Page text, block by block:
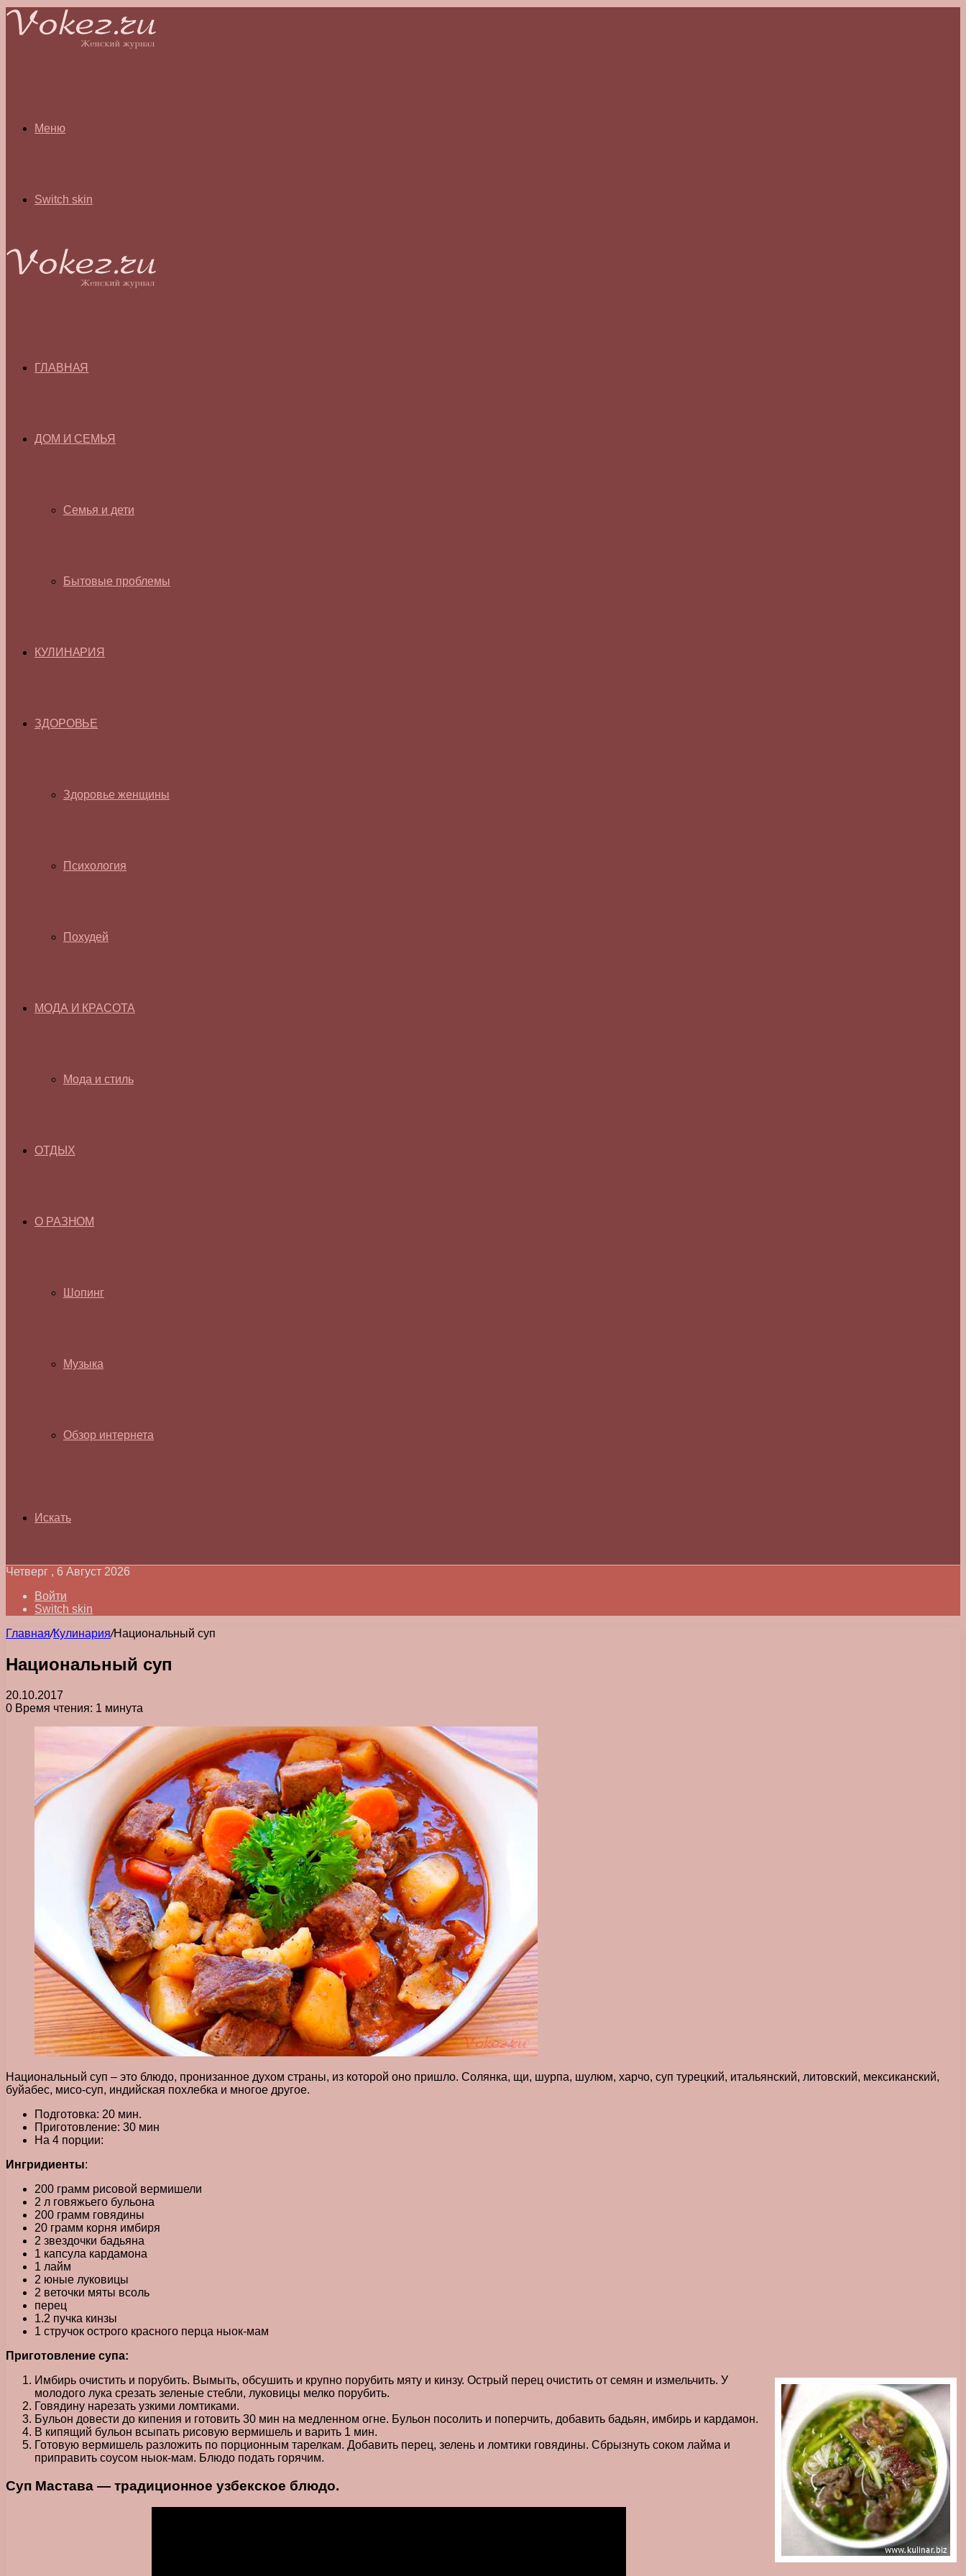
Меню
Switch skin
ГЛАВНАЯ
ДОМ И СЕМЬЯ
Семья и дети
Бытовые проблемы
КУЛИНАРИЯ
ЗДОРОВЬЕ
Здоровье женщины
Психология
Похудей
МОДА И КРАСОТА
Мода и стиль
ОТДЫХ
О РАЗНОМ
Шопинг
Музыка
Обзор интернета
Искать
Четверг , 6 Август 2026
Войти
Switch skin
Главная/Кулинария/Национальный суп
Национальный суп
20.10.2017
0 Время чтения: 1 минута
Национальный суп – это блюдо, пронизанное духом страны, из которой оно пришло. Солянка, щи, шурпа, шулюм, харчо, суп турецкий, итальянский, литовский, мексиканский,
буйабес, мисо-суп, индийская похлебка и многое другое.
Подготовка: 20 мин.
Приготовление: 30 мин
На 4 порции:
Ингридиенты:
200 грамм рисовой вермишели
2 л говяжьего бульона
200 грамм говядины
20 грамм корня имбиря
2 звездочки бадьяна
1 капсула кардамона
1 лайм
2 юные луковицы
2 веточки мяты всоль
перец
1.2 пучка кинзы
1 стручок острого красного перца ныок-мам
Приготовление супа:
Имбирь очистить и порубить. Вымыть, обсушить и крупно порубить мяту и кинзу. Острый перец очистить от семян и измельчить. У
молодого лука срезать зеленые стебли, луковицы мелко порубить.
Говядину нарезать узкими ломтиками.
Бульон довести до кипения и готовить 30 мин на медленном огне. Бульон посолить и поперчить, добавить бадьян, имбирь и кардамон.
В кипящий бульон всыпать рисовую вермишель и варить 1 мин.
Готовую вермишель разложить по порционным тарелкам. Добавить перец, зелень и ломтики говядины. Сбрызнуть соком лайма и
приправить соусом ныок-мам. Блюдо подать горячим.
Суп Мастава — традиционное узбекское блюдо.